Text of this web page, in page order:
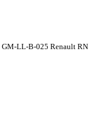
GM-LL-B-025 Renault RN